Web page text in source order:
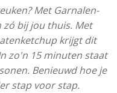
Met Garnalen-
zó bij jou thuis. Met
krijgt dit
zo'n 15 minuten staat
Benieuwd hoe je
stap voor stap.